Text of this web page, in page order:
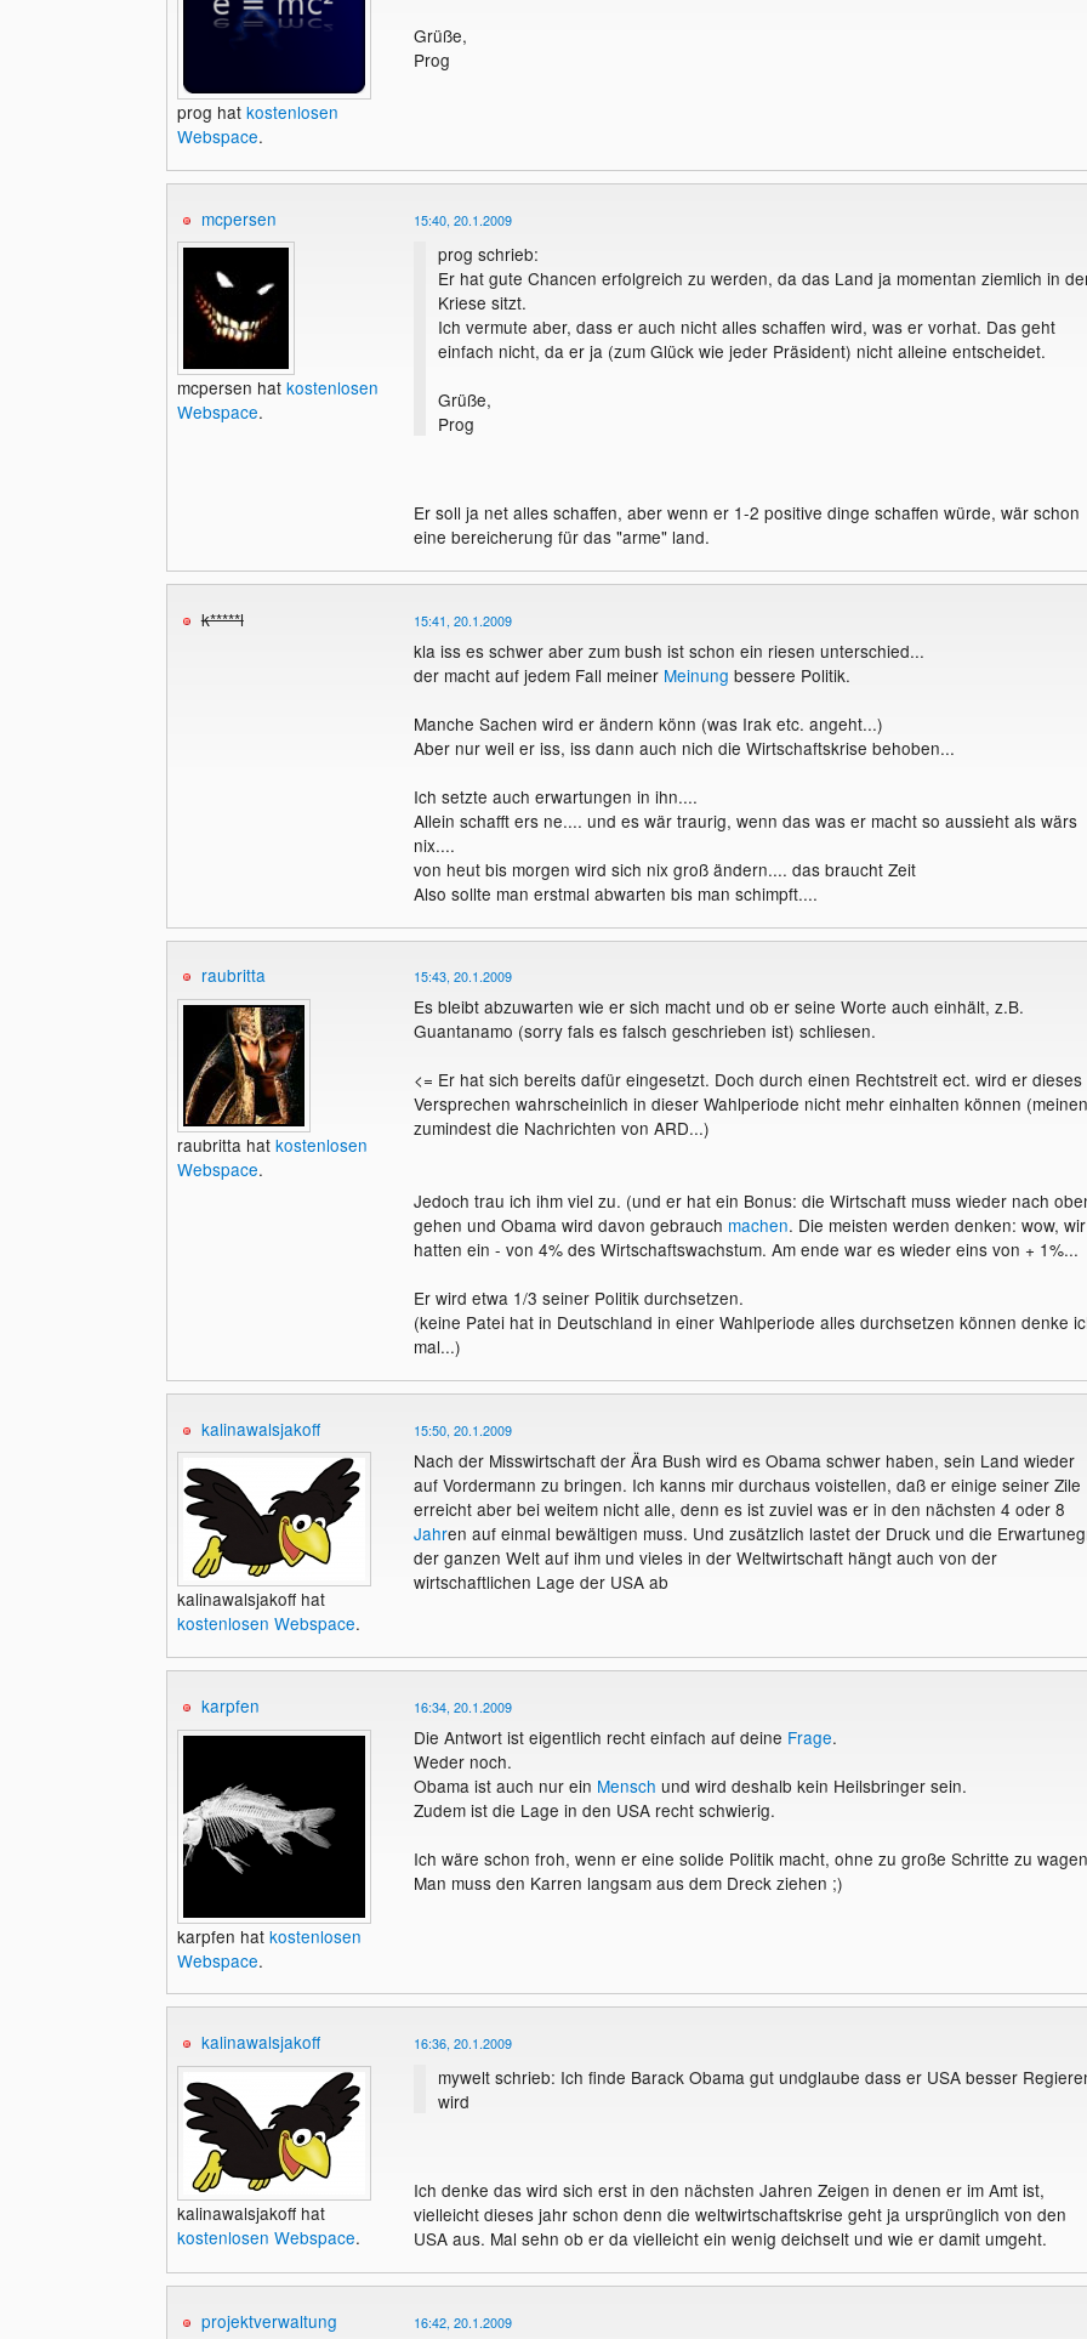
prog hat kostenlosen
Webspace.
Grüße,
Prog
mcpersen
mcpersen hat kostenlosen
Webspace.
15:40, 20.1.2009
prog schrieb:
Er hat gute Chancen erfolgreich zu werden, da das Land ja momentan ziemlich in
Kriese sitzt.
Ich vermute aber, dass er auch nicht alles schaffen wird, was er vorhat. Das geht
einfach nicht, da er ja (zum Glück wie jeder Präsident) nicht alleine entscheidet.
Grüße,
Prog
Er soll ja net alles schaffen, aber wenn er 1-2 positive dinge schaffen würde, wär schon
eine bereicherung für das "arme" land.
k*****l 15:41, 20.1.2009
kla iss es schwer aber zum bush ist schon ein riesen unterschied...
der macht auf jedem Fall meiner Meinung bessere Politik.
Manche Sachen wird er ändern könn (was Irak etc. angeht...)
Aber nur weil er iss, iss dann auch nich die Wirtschaftskrise behoben...
Ich setzte auch erwartungen in ihn....
Allein schafft ers ne.... und es wär traurig, wenn das was er macht so aussieht als wärs
nix....
von heut bis morgen wird sich nix groß ändern.... das braucht Zeit
Also sollte man erstmal abwarten bis man schimpft....
raubritta
raubritta hat kostenlosen
Webspace.
15:43, 20.1.2009
Es bleibt abzuwarten wie er sich macht und ob er seine Worte auch einhält, z.B.
Guantanamo (sorry fals es falsch geschrieben ist) schliesen.
<= Er hat sich bereits dafür eingesetzt. Doch durch einen Rechtstreit ect. wird er dieses
Versprechen wahrscheinlich in dieser Wahlperiode nicht mehr einhalten können (meinen
zumindest die Nachrichten von ARD...)
Jedoch trau ich ihm viel zu. (und er hat ein Bonus: die Wirtschaft muss wieder nach
gehen und Obama wird davon gebrauch machen. Die meisten werden denken: wow, wir
hatten ein - von 4% des Wirtschaftswachstum. Am ende war es wieder eins von + 1%...
Er wird etwa 1/3 seiner Politik durchsetzen.
(keine Patei hat in Deutschland in einer Wahlperiode alles durchsetzen können denke
mal...)
kalinawalsjakoff
kalinawalsjakoff hat
kostenlosen Webspace.
15:50, 20.1.2009
Nach der Misswirtschaft der Ära Bush wird es Obama schwer haben, sein Land wieder
auf Vordermann zu bringen. Ich kanns mir durchaus voistellen, daß er einige seiner Zile
erreicht aber bei weitem nicht alle, denn es ist zuviel was er in den nächsten 4 oder 8
Jahren auf einmal bewältigen muss. Und zusätzlich lastet der Druck und die
der ganzen Welt auf ihm und vieles in der Weltwirtschaft hängt auch von der
wirtschaftlichen Lage der USA ab
karpfen
karpfen hat kostenlosen
Webspace.
16:34, 20.1.2009
Die Antwort ist eigentlich recht einfach auf deine Frage.
Weder noch.
Obama ist auch nur ein Mensch und wird deshalb kein Heilsbringer sein.
Zudem ist die Lage in den USA recht schwierig.
Ich wäre schon froh, wenn er eine solide Politik macht, ohne zu große Schritte zu
Man muss den Karren langsam aus dem Dreck ziehen ;)
kalinawalsjakoff
kalinawalsjakoff hat
kostenlosen Webspace.
16:36, 20.1.2009
mywelt schrieb: Ich finde Barack Obama gut undglaube dass er USA besser
wird
Ich denke das wird sich erst in den nächsten Jahren Zeigen in denen er im Amt ist,
vielleicht dieses jahr schon denn die weltwirtschaftskrise geht ja ursprünglich von den
USA aus. Mal sehn ob er da vielleicht ein wenig deichselt und wie er damit umgeht.
projektverwaltung 16:42, 20.1.2009